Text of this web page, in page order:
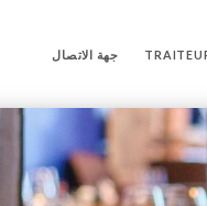
جهة الاتصال